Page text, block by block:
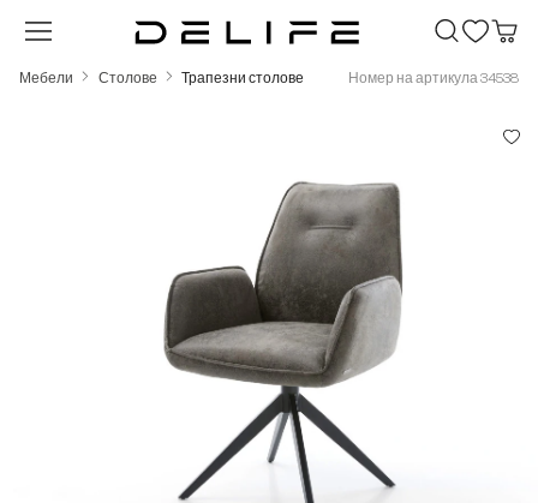
Преминете към основното съдържание
Мебели Столове Трапезни столове Номер на артикула 34538